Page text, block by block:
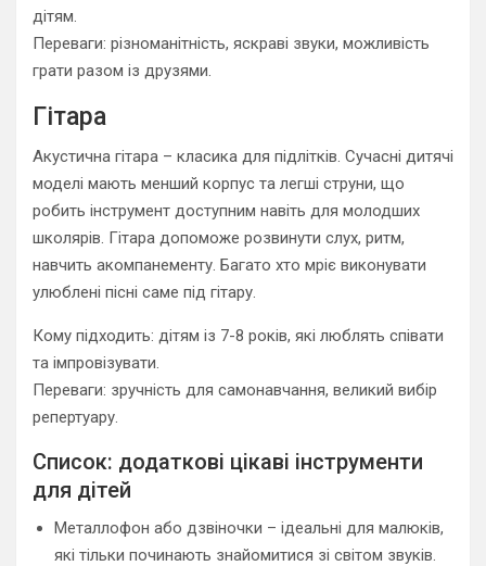
дітям.
Переваги: різноманітність, яскраві звуки, можливість
грати разом із друзями.
Гітара
Акустична гітара – класика для підлітків. Сучасні дитячі
моделі мають менший корпус та легші струни, що
робить інструмент доступним навіть для молодших
школярів. Гітара допоможе розвинути слух, ритм,
навчить акомпанементу. Багато хто мріє виконувати
улюблені пісні саме під гітару.
Кому підходить: дітям із 7-8 років, які люблять співати
та імпровізувати.
Переваги: зручність для самонавчання, великий вибір
репертуару.
Список: додаткові цікаві інструменти
для дітей
Металлофон або дзвіночки – ідеальні для малюків,
які тільки починають знайомитися зі світом звуків.